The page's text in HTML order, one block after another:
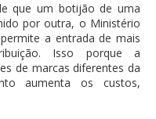
que um botijão de uma
por outra, o Ministério
a entrada de mais
Isso porque a
de marcas diferentes da
aumenta os custos,